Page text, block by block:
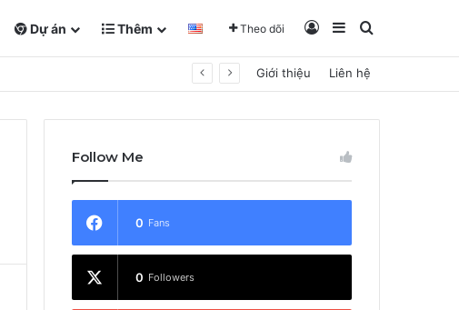
Dự án Thêm Theo dõi Đăng Nhập
SidebarTìm kiếm
Giới thiệu Liên hệ
Follow Me
0 Fans
0 Followers